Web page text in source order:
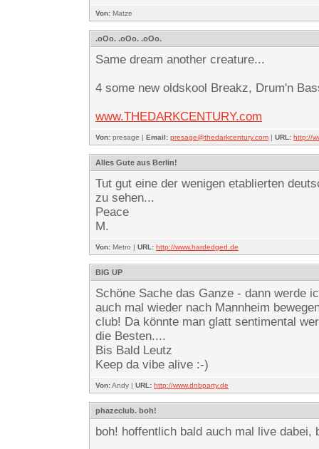
Von: Matze
.oOo. .oOo. .oOo.
Same dream another creature...
4 some new oldskool Breakz, Drum'n
www.THEDARKCENTURY.com
Von: presage | Email: presage@thedarkcentury.com | URL: http://
Alles Gute aus Berlin!
Tut gut eine der wenigen etablierten
zu sehen...
Peace
M.
Von: Metro | URL: http://www.hardedged.de
BIG UP
Schöne Sache das Ganze - dann werde
auch mal wieder nach Mannheim
club! Da könnte man glatt sentimental
die Besten....
Bis Bald Leutz
Keep da vibe alive :-)
Von:Andy | URL: http://www.dnbparty.de
phazeclub. boh!
boh! hoffentlich bald auch mal live dabei,